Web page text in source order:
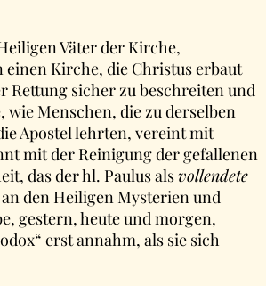
Väter der Kirche,
einen Kirche, die Christus erbaut
Rettung sicher zu beschreiten und
Menschen, die zu derselben
Apostel lehrten, vereint mit
mit der Reinigung der gefallenen
das der hl. Paulus alsvollendete
den Heiligen Mysterien und
gestern, heute und morgen,
erst annahm, als sie sich